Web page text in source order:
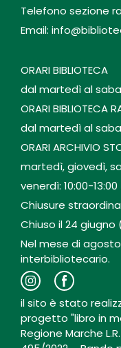
Telefono sezione
Email:
ORARI BIBLIOTECA
dal martedì al
ORARI BIBLIOTECA
dal martedì al
ORARI ARCHIVIO
martedì, giovedì,
venerdì: 10:00-13:00
Chiusure
Chiuso il 24
Nel mese di
interbibliotecario.
il sito è stato
progetto "libro in
Regione Marche